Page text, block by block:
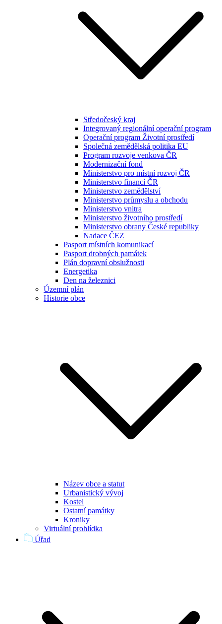
Středočeský kraj
Integrovaný regionální operační program
Operační program Životní prostředí
Společná zemědělská politika EU
Program rozvoje venkova ČR
Modernizační fond
Ministerstvo pro místní rozvoj ČR
Ministerstvo financí ČR
Ministerstvo zemědělství
Ministerstvo průmyslu a obchodu
Ministerstvo vnitra
Ministerstvo životního prostředí
Ministerstvo obrany České republiky
Nadace ČEZ
Pasport místních komunikací
Pasport drobných památek
Plán dopravní obslužnosti
Energetika
Den na železnici
Územní plán
Historie obce
Název obce a statut
Urbanistický vývoj
Kostel
Ostatní památky
Kroniky
Virtuální prohlídka
Úřad